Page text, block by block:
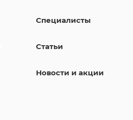
Специалисты
Статьи
Новости и акции